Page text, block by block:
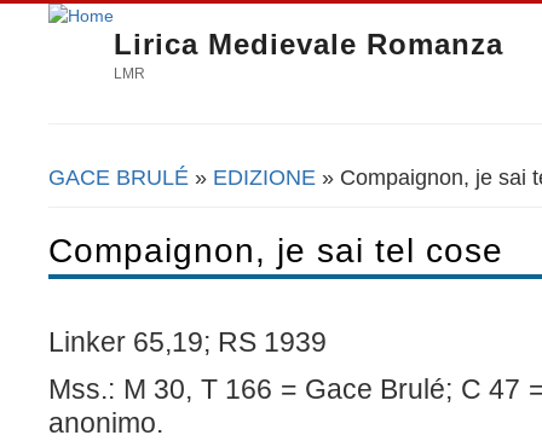
Lirica Medievale Romanza
LMR
Tu sei qui
GACE BRULÉ » EDIZIONE » Compaignon, je sai
Compaignon, je sai tel cose
Linker 65,19; RS 1939
Mss.: M 30, T 166 = Gace Brulé; C 47
anonimo.